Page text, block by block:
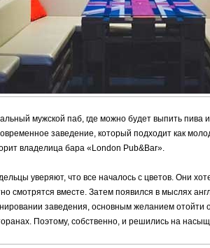
мужской паб, где можно будет выпить пива
заведение, который подходит как
владелица бара «London Pub&Bar».
уверяют, что все началось с цветов. Они
смотрятся вместе. Затем появился в мыслях
заведения, основным желанием отойти
Поэтому, собственно, и решились на